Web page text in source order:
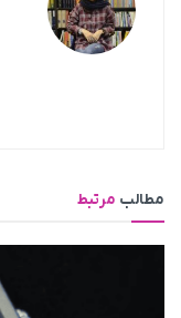
مطالب مرتبط